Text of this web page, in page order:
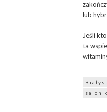
lub
Jeśli
ta
salon